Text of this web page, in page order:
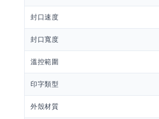
封口速度
封口寬度
溫控範圍
印字類型
外殼材質